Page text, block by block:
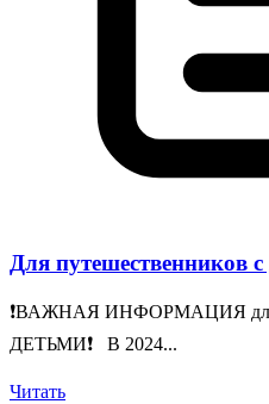
Для путешественников
❗️ВАЖНАЯ ИНФОРМАЦИЯ для
ДЕТЬМИ❗️ В 2024...
Читать